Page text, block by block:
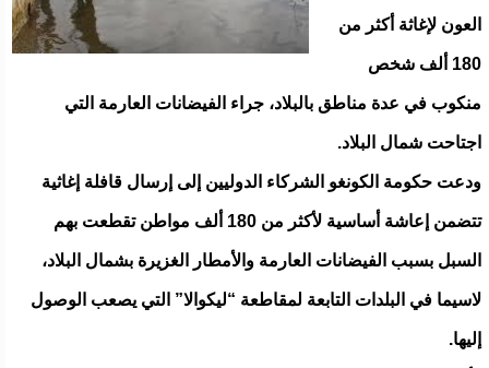
العون لإغاثة أكثر من
180 ألف شخص
منكوب في عدة مناطق بالبلاد، جراء الفيضانات العارمة التي
اجتاحت شمال البلاد.
ودعت حكومة الكونغو الشركاء الدوليين إلى إرسال قافلة إغاثية
تتضمن إعاشة أساسية لأكثر من 180 ألف مواطن تقطعت بهم
السبل بسبب الفيضانات العارمة والأمطار الغزيرة بشمال البلاد،
لاسيما في البلدات التابعة لمقاطعة “ليكوالا” التي يصعب الوصول
إليها.